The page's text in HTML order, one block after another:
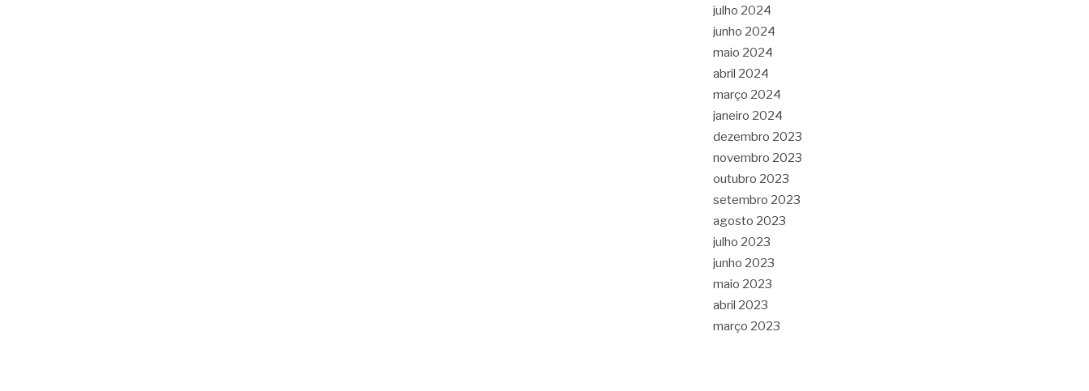
julho 2024
junho 2024
maio 2024
abril 2024
março 2024
janeiro 2024
dezembro 2023
novembro 2023
outubro 2023
setembro 2023
agosto 2023
julho 2023
junho 2023
maio 2023
abril 2023
março 2023